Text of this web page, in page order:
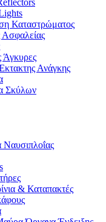
Καταστρώματος
Ασφαλείας
Άγκυρες
Ανάγκης
Σκύλων
& Καταπακτές